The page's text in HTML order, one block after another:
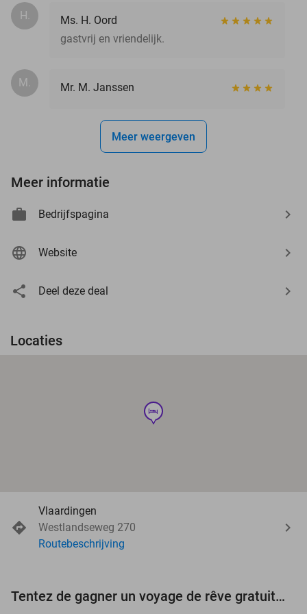
H.
Ms. H. Oord
gastvrij en vriendelijk.
M. Mr. M. Janssen
Meer weergeven
Meer informatie
Bedrijfspagina
Website
Deel deze deal
Locaties
hotel
Vlaardingen
Westlandseweg 270
Routebeschrijving
Tentez de gagner un voyage de rêve gratuit d'une valeur de 3.000 € !